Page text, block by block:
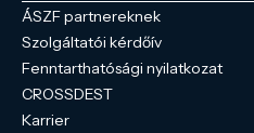
ÁSZF partnereknek
Szolgáltatói kérdőív
Fenntarthatósági nyilatkozat
CROSSDEST
Karrier